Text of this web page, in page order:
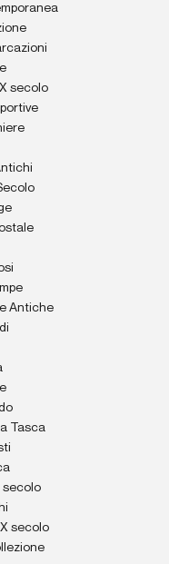
secolo
Antiche
Tasca
secolo
secolo